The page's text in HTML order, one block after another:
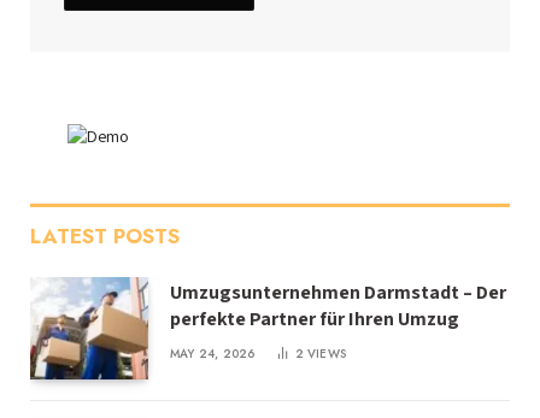
LATEST POSTS
Umzugsunternehmen Darmstadt – Der
perfekte Partner für Ihren Umzug
MAY 24, 2026 2VIEWS